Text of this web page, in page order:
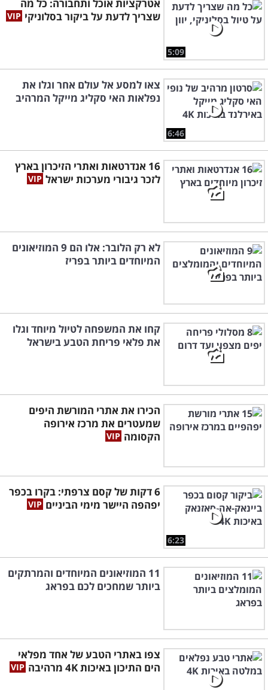
5:09
אטרקציות אוכל ותחבורה: כל מה
שצריך לדעת על ביקור בסלוניקי
6:46
צאו למסע אל עולם אחר וגלו את
נפלאות האי סקליג מייקל המרהיב
16 אנדרטאות ואתרי הזיכרון בארץ
לזכר גיבורי מערכות ישראל
לא רק הלובר: אלו הם 9 המוזיאונים
המיוחדים ביותר בפריז
קחו את המשפחה לטיול מיוחד וגלו
את פלאי פריחת הטבע בישראל
הכירו את אתרי המורשת היפים
שמעטרים את מרכז אירופה
הקסומה
6:23
6 דקות של קסם צרפתי: בקרו בכפר
יפהפה היישר מימי הביניים
11 המוזיאונים המיוחדים והמרתקים
ביותר שמחכים לכם בפראג
צפו באתרי הטבע של אחד מפלאי
הים התיכון באיכות 4K מרהיבה